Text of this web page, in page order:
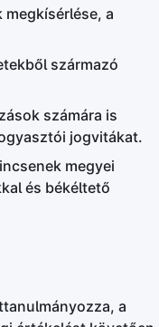
a
származó
számára is
jogvitákat.
megyei
és békéltető
a